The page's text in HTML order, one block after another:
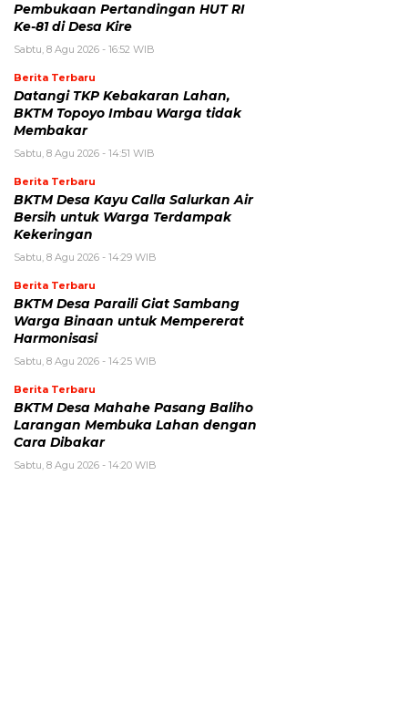
Pembukaan Pertandingan HUT RI
Ke-81 di Desa Kire
Sabtu, 8 Agu 2026 - 16:52 WIB
Berita Terbaru
Datangi TKP Kebakaran Lahan,
BKTM Topoyo Imbau Warga tidak
Membakar
Sabtu, 8 Agu 2026 - 14:51 WIB
Berita Terbaru
BKTM Desa Kayu Calla Salurkan Air
Bersih untuk Warga Terdampak
Kekeringan
Sabtu, 8 Agu 2026 - 14:29 WIB
Berita Terbaru
BKTM Desa Paraili Giat Sambang
Warga Binaan untuk Mempererat
Harmonisasi
Sabtu, 8 Agu 2026 - 14:25 WIB
Berita Terbaru
BKTM Desa Mahahe Pasang Baliho
Larangan Membuka Lahan dengan
Cara Dibakar
Sabtu, 8 Agu 2026 - 14:20 WIB